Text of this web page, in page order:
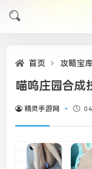
首页 攻略宝库
喵呜庄园合成
精灵手游网